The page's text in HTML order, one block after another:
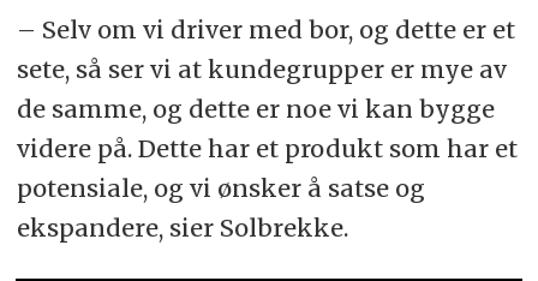
– Selv om vi driver med bor, og dette er et
sete, så ser vi at kundegrupper er mye av
de samme, og dette er noe vi kan bygge
videre på. Dette har et produkt som har et
potensiale, og vi ønsker å satse og
ekspandere, sier Solbrekke.